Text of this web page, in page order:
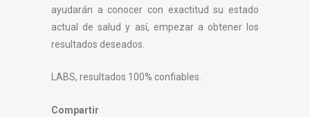
ayudarán a conocer con exactitud su estado
actual de salud y así, empezar a obtener los
resultados deseados.
LABS, resultados 100% confiables.
Compartir